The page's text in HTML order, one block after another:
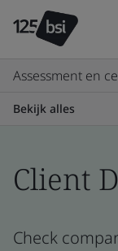
Assessment en
Bekijk alles
Client
Check